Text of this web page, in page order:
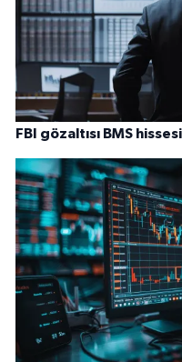
FBI gözaltısı BMS